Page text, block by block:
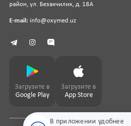
В приложении удобнее
район, ул. Безакчилик, д. 18А
E-mail: info@oxymed.uz
Загрузите в
Google Play
Загрузите в
App Store